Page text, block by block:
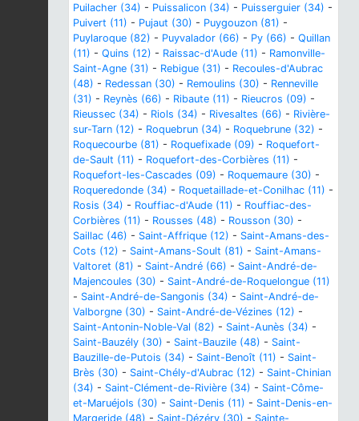
Puilacher (34) - Puissalicon (34) - Puisserguier (34) -
Puivert (11) - Pujaut (30) - Puygouzon (81) -
Puylaroque (82) - Puyvalador (66) - Py (66) - Quillan
(11) - Quins (12) - Raissac-d'Aude (11) - Ramonville-
Saint-Agne (31) - Rebigue (31) - Recoules-d'Aubrac
(48) - Redessan (30) - Remoulins (30) - Renneville
(31) - Reynès (66) - Ribaute (11) - Rieucros (09) -
Rieussec (34) - Riols (34) - Rivesaltes (66) - Rivière-
sur-Tarn (12) - Roquebrun (34) - Roquebrune (32) -
Roquecourbe (81) - Roquefixade (09) - Roquefort-
de-Sault (11) - Roquefort-des-Corbières (11) -
Roquefort-les-Cascades (09) - Roquemaure (30) -
Roqueredonde (34) - Roquetaillade-et-Conilhac (11) -
Rosis (34) - Rouffiac-d'Aude (11) - Rouffiac-des-
Corbières (11) - Rousses (48) - Rousson (30) -
Saillac (46) - Saint-Affrique (12) - Saint-Amans-des-
Cots (12) - Saint-Amans-Soult (81) - Saint-Amans-
Valtoret (81) - Saint-André (66) - Saint-André-de-
Majencoules (30) - Saint-André-de-Roquelongue (11)
- Saint-André-de-Sangonis (34) - Saint-André-de-
Valborgne (30) - Saint-André-de-Vézines (12) -
Saint-Antonin-Noble-Val (82) - Saint-Aunès (34) -
Saint-Bauzély (30) - Saint-Bauzile (48) - Saint-
Bauzille-de-Putois (34) - Saint-Benoît (11) - Saint-
Brès (30) - Saint-Chély-d'Aubrac (12) - Saint-Chinian
(34) - Saint-Clément-de-Rivière (34) - Saint-Côme-
et-Maruéjols (30) - Saint-Denis (11) - Saint-Denis-en-
Margeride (48) - Saint-Dézéry (30) - Sainte-